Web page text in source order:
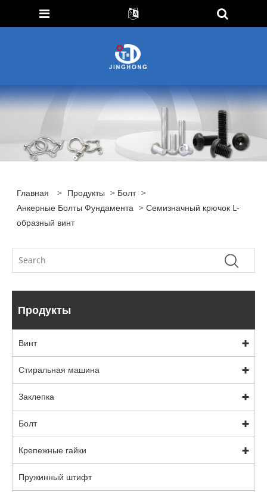
Главная > Продукты > Болт >
Анкерные Болты Фундамента > Семизначный крючок L-
образный винт
Продукты
Винт
Стиральная машина
Заклепка
Болт
Крепежные гайки
Пружинный штифт